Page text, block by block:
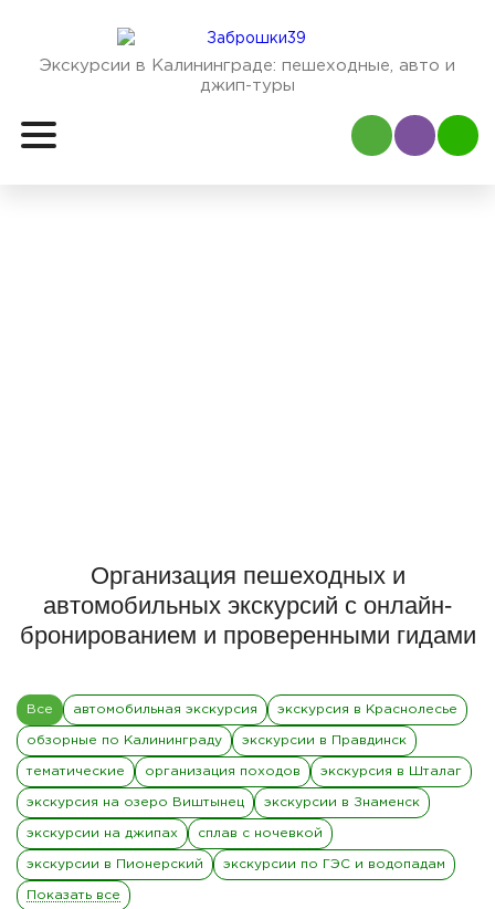
Экскурсии в Калининграде: пешеходные, авто и
джип-туры
Наш Viber
Наш
Организация пешеходных и
автомобильных экскурсий с онлайн-
бронированием и проверенными гидами
Все автомобильная экскурсия экскурсия в Краснолесье
обзорные по Калининграду экскурсии в Правдинск
тематические организация походов экскурсия в Шталаг
экскурсия на озеро Виштынец экскурсии в Знаменск
экскурсии на джипах сплав с ночевкой
экскурсии в Пионерский экскурсии по ГЭС и водопадам
Показать все